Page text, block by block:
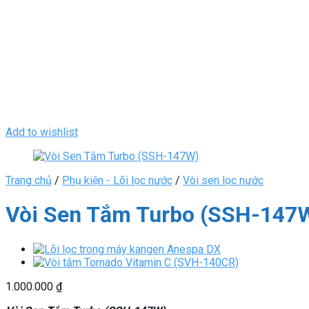
Add to wishlist
Trang chủ / Phụ kiện - Lõi lọc nước / Vòi sen lọc nước
Vòi Sen Tắm Turbo (SSH-
1.000.000 ₫